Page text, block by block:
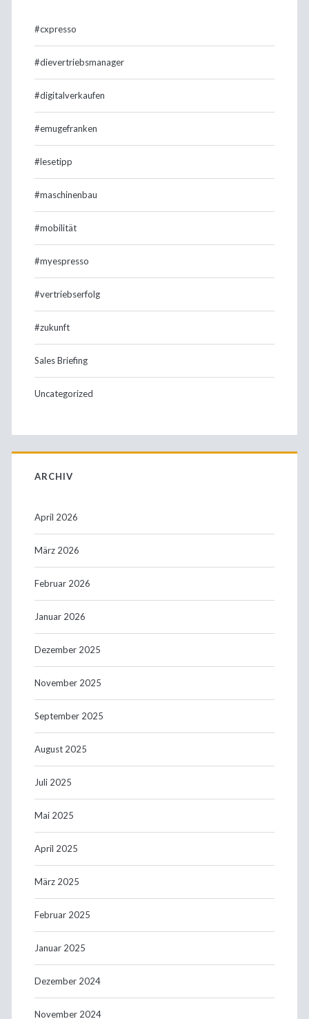
#cxpresso
#dievertriebsmanager
#digitalverkaufen
#emugefranken
#lesetipp
#maschinenbau
#mobilität
#myespresso
#vertriebserfolg
#zukunft
Sales Briefing
Uncategorized
ARCHIV
April 2026
März 2026
Februar 2026
Januar 2026
Dezember 2025
November 2025
September 2025
August 2025
Juli 2025
Mai 2025
April 2025
März 2025
Februar 2025
Januar 2025
Dezember 2024
November 2024